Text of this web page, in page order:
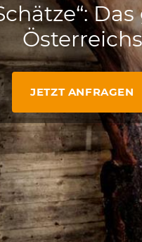
Österreichs
JETZT ANFRAGEN